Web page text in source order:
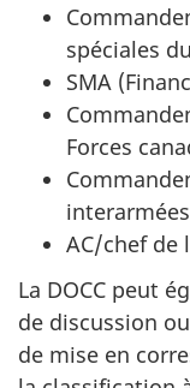
spéciales
SMA
Forces
AC/chef de
La DOCC peut
de discussion
de mise en